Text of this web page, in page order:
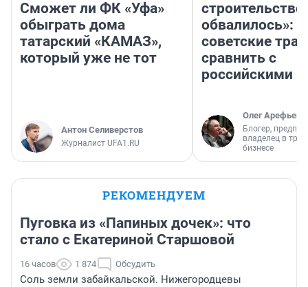
Сможет ли ФК «Уфа»
обыграть дома
татарский «КАМАЗ»,
который уже не тот
Антон Селиверстов
Журналист UFA1.RU
строительство
обвалилось»:
советские
сравнить с
российскими
Олег Арефьев
Блогер,
владелец в
бизнесе
РЕКОМЕНДУЕМ
Пуговка из «Папиных дочек»: что
стало с Екатериной Старшовой
16 часов 1 874 Обсудить
Соль земли забайкальской. Нижегородцевы